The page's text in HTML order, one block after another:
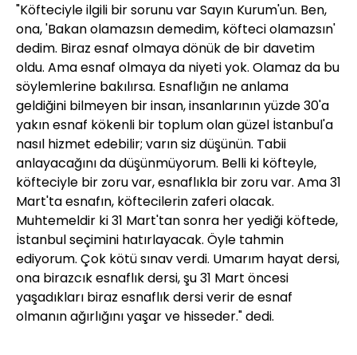
"Köfteciyle ilgili bir sorunu var Sayın Kurum'un. Ben,
ona, 'Bakan olamazsın demedim, köfteci olamazsın'
dedim. Biraz esnaf olmaya dönük de bir davetim
oldu. Ama esnaf olmaya da niyeti yok. Olamaz da bu
söylemlerine bakılırsa. Esnaflığın ne anlama
geldiğini bilmeyen bir insan, insanlarının yüzde 30'a
yakın esnaf kökenli bir toplum olan güzel İstanbul'a
nasıl hizmet edebilir; varın siz düşünün. Tabii
anlayacağını da düşünmüyorum. Belli ki köfteyle,
köfteciyle bir zoru var, esnaflıkla bir zoru var. Ama 31
Mart'ta esnafın, köftecilerin zaferi olacak.
Muhtemeldir ki 31 Mart'tan sonra her yediği köftede,
İstanbul seçimini hatırlayacak. Öyle tahmin
ediyorum. Çok kötü sınav verdi. Umarım hayat dersi,
ona birazcık esnaflık dersi, şu 31 Mart öncesi
yaşadıkları biraz esnaflık dersi verir de esnaf
olmanın ağırlığını yaşar ve hisseder." dedi.